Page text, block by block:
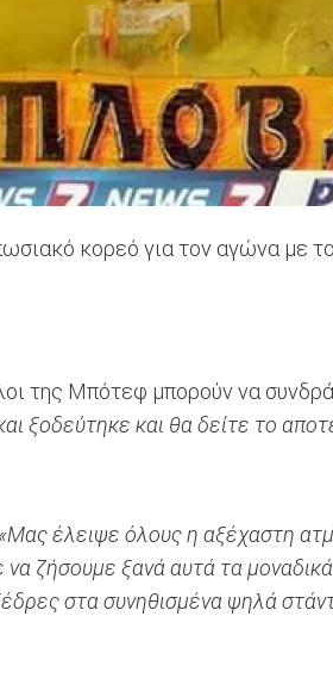
κορεό για τον αγώνα με
της Μπότεφ μπορούν να
ξοδεύτηκε και θα δείτε το
«Μας έλειψε όλους η αξέχαστη
ζήσουμε ξανά αυτά τα
στα συνηθισμένα ψηλά